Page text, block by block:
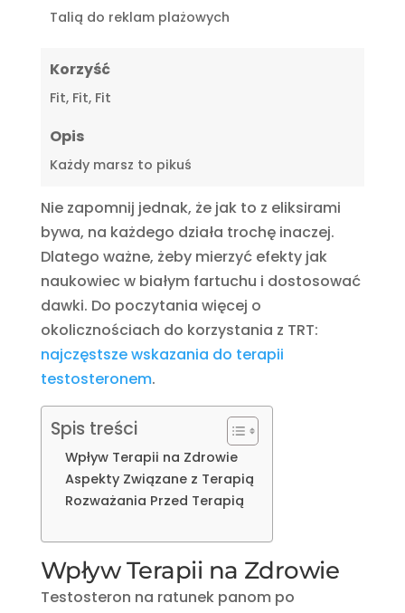
Talią do reklam plażowych
Korzyść
Fit, Fit, Fit
Opis
Każdy marsz to pikuś
Nie zapomnij jednak, że jak to z eliksirami
bywa, na każdego działa trochę inaczej.
Dlatego ważne, żeby mierzyć efekty jak
naukowiec w białym fartuchu i dostosować
dawki. Do poczytania więcej o
okolicznościach do korzystania z TRT:
najczęstsze wskazania do terapii
testosteronem.
Spis treści
Wpływ Terapii na Zdrowie
Aspekty Związane z Terapią
Rozważania Przed Terapią
Wpływ Terapii na Zdrowie
Testosteron na ratunek panom po